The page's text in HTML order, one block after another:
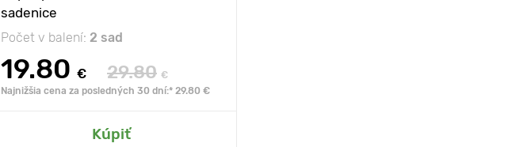
sadenice
Počet v balení: 2 sad
19.80 € 29.80 €
Najnižšia cena za posledných 30 dní:* 29.80 €
Kúpiť